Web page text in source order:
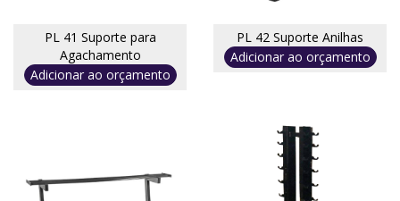
PL 41 Suporte para
Agachamento
Adicionar ao orçamento
PL 42 Suporte Anilhas
Adicionar ao orçamento